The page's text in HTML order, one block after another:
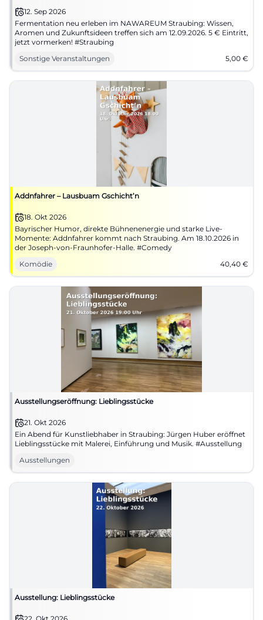
12. Sep 2026
Fermentation neu erleben im NAWAREUM Straubing: Wissen,
Aromen und Zukunftsideen treffen sich am 12.09.2026. 5 € Eintritt,
jetzt vormerken! #Straubing
Sonstige Veranstaltungen
5,00 €
Addnfahrer – Lausbuam Gschicht’n
18. Okt 2026
Bayrischer Humor, direkte Bühnenenergie und starke Live-
Momente: Addnfahrer kommt nach Straubing. Am 18.10.2026 in
der Joseph-von-Fraunhofer-Halle. #Comedy
Komödie
40,40 €
Ausstellungseröffnung: Lieblingsstücke
21. Okt 2026
Ein Abend für Kunstliebhaber in Straubing: Jürgen Huber eröffnet
Lieblingsstücke mit Malerei, Einführung und Musik. #Ausstellung
Ausstellungen
Ausstellung: Lieblingsstücke